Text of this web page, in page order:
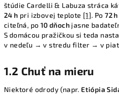
štúdie Cardelli & Labuza stráca
24 h pri izbovej teplote [1]. Po72 h
citeľná, po 10 dňoch jasne
S domácou pražičkou si teda
v nedeľu → v stredu filter → v
1.2 Chuť na mieru
Niektoré odrody (napr. Etiópia